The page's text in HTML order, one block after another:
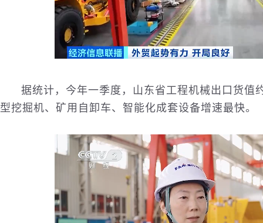
据统计，今年一季度，山东省工程机械出口货值
型挖掘机、矿用自卸车、智能化成套设备增速最快。